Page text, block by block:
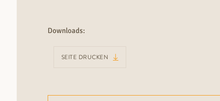
Downloads:
SEITE DRUCKEN